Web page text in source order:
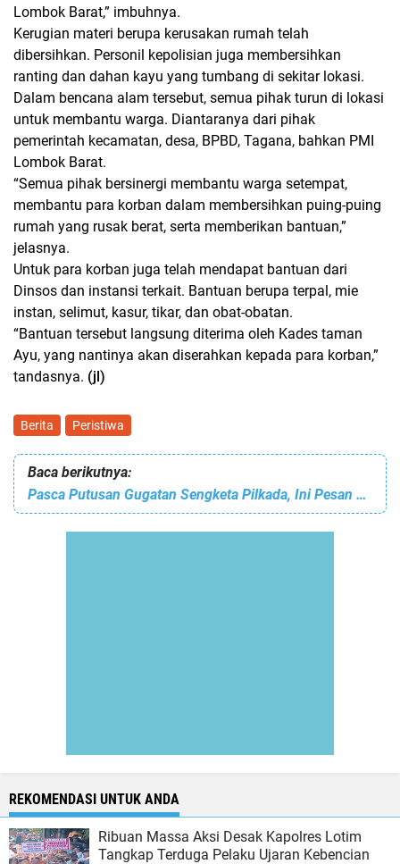
Lombok Barat,” imbuhnya.
Kerugian materi berupa kerusakan rumah telah
dibersihkan. Personil kepolisian juga membersihkan
ranting dan dahan kayu yang tumbang di sekitar lokasi.
Dalam bencana alam tersebut, semua pihak turun di lokasi
untuk membantu warga. Diantaranya dari pihak
pemerintah kecamatan, desa, BPBD, Tagana, bahkan PMI
Lombok Barat.
“Semua pihak bersinergi membantu warga setempat,
membantu para korban dalam membersihkan puing-puing
rumah yang rusak berat, serta memberikan bantuan,”
jelasnya.
Untuk para korban juga telah mendapat bantuan dari
Dinsos dan instansi terkait. Bantuan berupa terpal, mie
instan, selimut, kasur, tikar, dan obat-obatan.
“Bantuan tersebut langsung diterima oleh Kades taman
Ayu, yang nantinya akan diserahkan kepada para korban,”
tandasnya. (jl)
Berita Peristiwa
Baca berikutnya:
Pasca Putusan Gugatan Sengketa Pilkada, Ini Pesan FKUB Dompu
REKOMENDASI UNTUK ANDA
Ribuan Massa Aksi Desak Kapolres Lotim
Tangkap Terduga Pelaku Ujaran Kebencian